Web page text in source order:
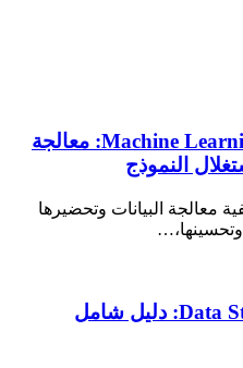
دليل شامل لتطوير نماذج Machine Learning: معالجة
النموذج
معالجة البيانات وتحضيرها
وتحسينها،…
فهم Algorithms و Data Structures: دليل شامل